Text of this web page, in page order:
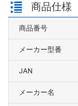
商品仕様
商品番号
メーカー型番
JAN
メーカー名